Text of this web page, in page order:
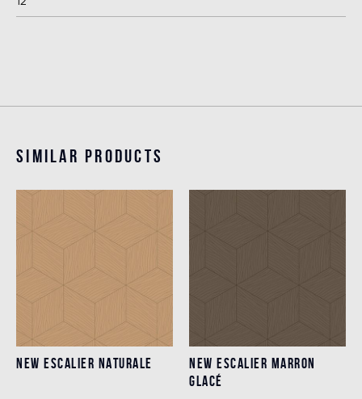
12
Similar products
NEW ESCALIER NATURALE
NEW ESCALIER MARRON
GLACÉ